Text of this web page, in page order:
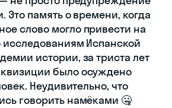
Это память о времени, когда
слово могло привести на
исследованиям Испанской
истории, за триста лет
было осуждено
Неудивительно, что
говорить намёками 🤐